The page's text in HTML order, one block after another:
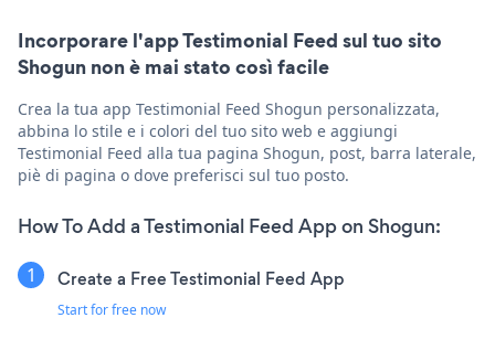
Incorporare l'app Testimonial Feed sul tuo sito
Shogun non è mai stato così facile
Crea la tua app Testimonial Feed Shogun personalizzata,
abbina lo stile e i colori del tuo sito web e aggiungi
Testimonial Feed alla tua pagina Shogun, post, barra laterale,
piè di pagina o dove preferisci sul tuo posto.
How To Add a Testimonial Feed App on Shogun:
Create a Free Testimonial Feed App
Start for free now